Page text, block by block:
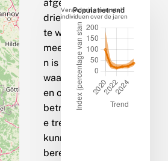
afgelopen
drie jaar op
te weinig
meetpunte
n is
waargenom
en om een
betrouwbar
e trend te
kunnen
berekenen.
Populatietrend
Verandering in aantal
individuen over de jaren